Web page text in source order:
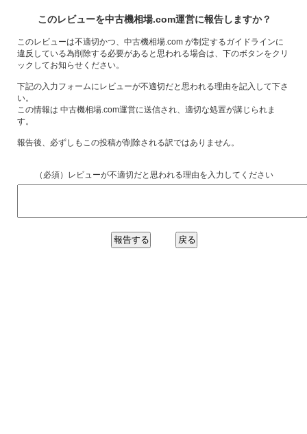
このレビューを中古機相場.com運営に報告しますか？
このレビューは不適切かつ、中古機相場.com が制定するガイドラインに
違反している為削除する必要があると思われる場合は、下のボタンをクリ
ックしてお知らせください。
下記の入力フォームにレビューが不適切だと思われる理由を記入して下さ
い。
この情報は 中古機相場.com運営に送信され、適切な処置が講じられま
す。
報告後、必ずしもこの投稿が削除される訳ではありません。
（必須）レビューが不適切だと思われる理由を入力してください